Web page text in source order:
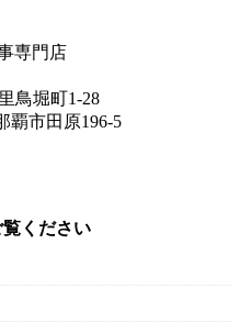
専門店
鳥堀町1-28
市田原196-5
ください